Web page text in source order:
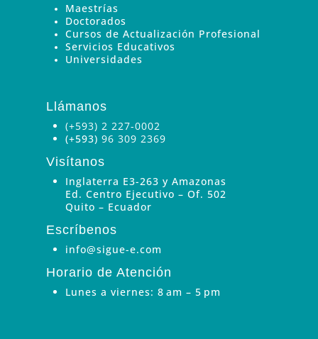
Maestrías
Doctorados
Cursos de Actualización Profesional
Servicios Educativos
Universidades
Llámanos
(+593) 2 227-0002
(+593) 96 309 2369
Visítanos
Inglaterra E3-263 y Amazonas
Ed. Centro Ejecutivo – Of. 502
Quito – Ecuador
Escríbenos
info@sigue-e.com
Horario de Atención
Lunes a viernes: 8 am – 5 pm